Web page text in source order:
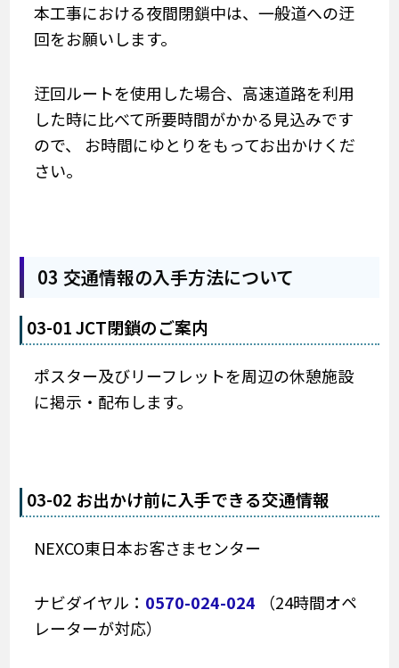
本工事における夜間閉鎖中は、一般道への迂
回をお願いします。
迂回ルートを使用した場合、高速道路を利用
した時に比べて所要時間がかかる見込みです
ので、 お時間にゆとりをもってお出かけくだ
さい。
03 交通情報の入手方法について
03-01 JCT閉鎖のご案内
ポスター及びリーフレットを周辺の休憩施設
に掲示・配布します。
03-02 お出かけ前に入手できる交通情報
NEXCO東日本お客さまセンター
ナビダイヤル： 0570-024-024 （24時間オペ
レーターが対応）